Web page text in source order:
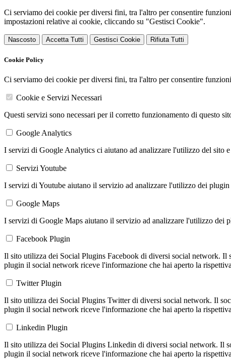
Ci serviamo dei cookie per diversi fini, tra l'altro per consentire
impostazioni relative ai cookie, cliccando su "Gestisci Cookie".
Nascosto Accetta Tutti Gestisci Cookie Rifiuta Tutti
Cookie Policy
Ci serviamo dei cookie per diversi fini, tra l'altro per consentire
Cookie e Servizi Necessari
Questi servizi sono necessari per il corretto funzionamento di questo
Google Analytics
I servizi di Google Analytics ci aiutano ad analizzare l'utilizzo del sito
Servizi Youtube
I servizi di Youtube aiutano il servizio ad analizzare l'utilizzo dei
Google Maps
I servizi di Google Maps aiutano il servizio ad analizzare l'utilizzo dei
Facebook Plugin
Il sito utilizza dei Social Plugins Facebook di diversi social network. Il
plugin il social network riceve l'informazione che hai aperto la
Twitter Plugin
Il sito utilizza dei Social Plugins Twitter di diversi social network. Il
plugin il social network riceve l'informazione che hai aperto la
Linkedin Plugin
Il sito utilizza dei Social Plugins Linkedin di diversi social network. Il
plugin il social network riceve l'informazione che hai aperto la